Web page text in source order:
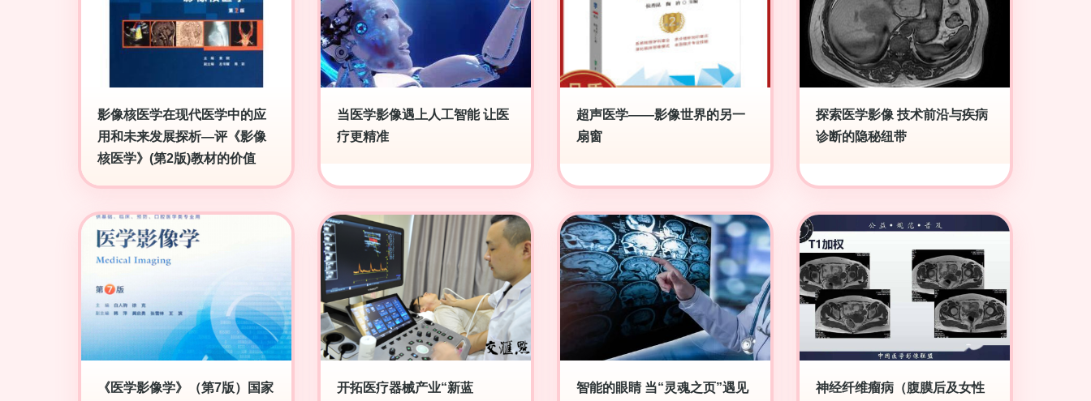
影像核医学在现代医学中的应
用和未来发展探析—评《影像
核医学》(第2版)教材的价值
当医学影像遇上人工智能 让医
疗更精准
超声医学——影像世界的另一
扇窗
探索医学影像 技术前沿与疾病
诊断的隐秘纽带
《医学影像学》（第7版）国家
开拓医疗器械产业“新蓝
智能的眼睛 当“灵魂之页”遇见
神经纤维瘤病（腹膜后及女性